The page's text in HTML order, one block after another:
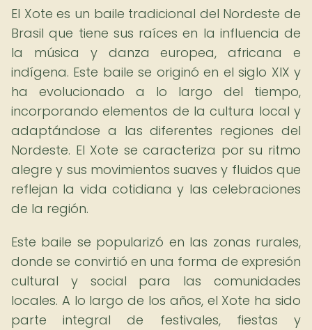
El Xote es un baile tradicional del Nordeste de
Brasil que tiene sus raíces en la influencia de
la música y danza europea, africana e
indígena. Este baile se originó en el siglo XIX y
ha evolucionado a lo largo del tiempo,
incorporando elementos de la cultura local y
adaptándose a las diferentes regiones del
Nordeste. El Xote se caracteriza por su ritmo
alegre y sus movimientos suaves y fluidos que
reflejan la vida cotidiana y las celebraciones
de la región.
Este baile se popularizó en las zonas rurales,
donde se convirtió en una forma de expresión
cultural y social para las comunidades
locales. A lo largo de los años, el Xote ha sido
parte integral de festivales, fiestas y